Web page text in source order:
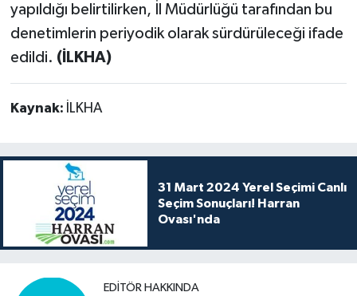
yapıldığı belirtilirken, İl Müdürlüğü tarafından bu
denetimlerin periyodik olarak sürdürüleceği ifade
edildi. (İLKHA)
Kaynak: İLKHA
31 Mart 2024 Yerel Seçimi Canlı
Seçim Sonuçları! Harran
Ovası'nda
EDITÖR HAKKINDA